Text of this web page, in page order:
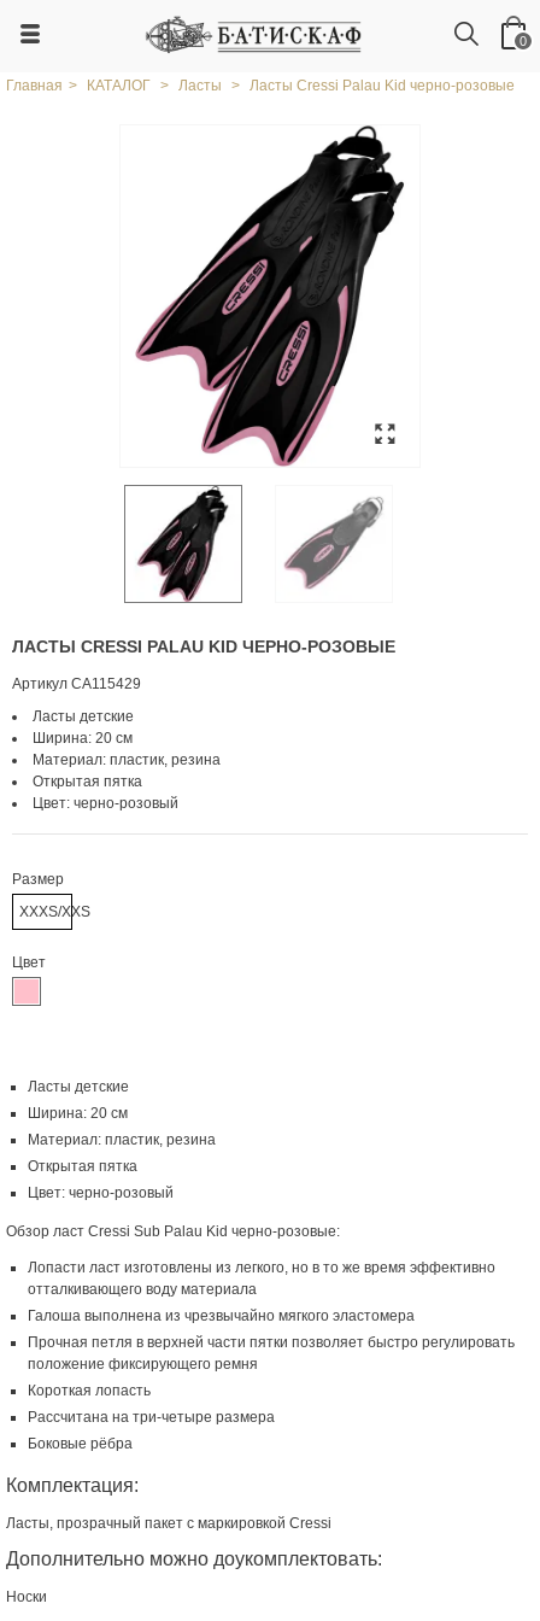
0
Главная > КАТАЛОГ > Ласты > Ласты Cressi Palau Kid черно-розовые
ЛАСТЫ CRESSI PALAU KID ЧЕРНО-РОЗОВЫЕ
Артикул СА115429
Ласты детские
Ширина: 20 см
Материал: пластик, резина
Открытая пятка
Цвет: черно-розовый
Размер
XXXS/XXS
Цвет
Ласты детские
Ширина: 20 см
Материал: пластик, резина
Открытая пятка
Цвет: черно-розовый
Обзор ласт Cressi Sub Palau Kid черно-розовые:
Лопасти ласт изготовлены из легкого, но в то же время эффективно
отталкивающего воду материала
Галоша выполнена из чрезвычайно мягкого эластомера
Прочная петля в верхней части пятки позволяет быстро регулировать
положение фиксирующего ремня
Короткая лопасть
Рассчитана на три-четыре размера
Боковые рёбра
Комплектация:
Ласты, прозрачный пакет с маркировкой Cressi
Дополнительно можно доукомплектовать:
Носки